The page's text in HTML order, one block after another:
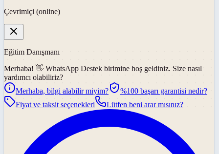
Çevrimiçi (online)
Eğitim Danışmanı
Merhaba! 👋 WhatsApp Destek birimine hoş geldiniz. Size nasıl
yardımcı olabiliriz?
Merhaba, bilgi alabilir miyim?
%100 başarı garantisi nedir?
Fiyat ve taksit seçenekleri
Lütfen beni arar mısınız?